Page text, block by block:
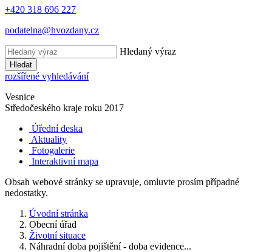
+420 318 696 227
podatelna@hvozdany.cz
Hledaný výraz
Hledat
rozšířené vyhledávání
Vesnice
Středočeského kraje roku 2017
Úřední deska
Aktuality
Fotogalerie
Interaktivní mapa
Obsah webové stránky se upravuje, omluvte prosím případné
nedostatky.
Úvodní stránka
Obecní úřad
Životní situace
Náhradní doba pojištění - doba evidence...